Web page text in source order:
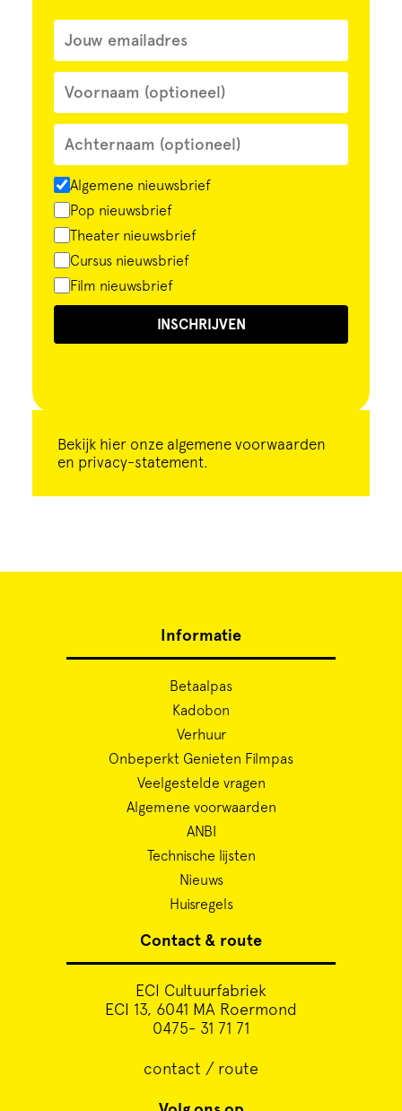
Algemene nieuwsbrief
Pop nieuwsbrief
Theater nieuwsbrief
Cursus nieuwsbrief
Film nieuwsbrief
INSCHRIJVEN
Bekijk hier onze algemene voorwaarden
en privacy-statement.
Informatie
Betaalpas
Kadobon
Verhuur
Onbeperkt Genieten Filmpas
Veelgestelde vragen
Algemene voorwaarden
ANBI
Technische lijsten
Nieuws
Huisregels
Contact & route
ECI Cultuurfabriek
ECI 13, 6041 MA Roermond
0475- 31 71 71
contact / route